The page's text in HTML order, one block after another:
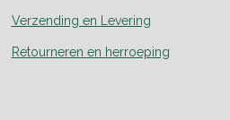
Verzending en Levering
Retourneren en herroeping